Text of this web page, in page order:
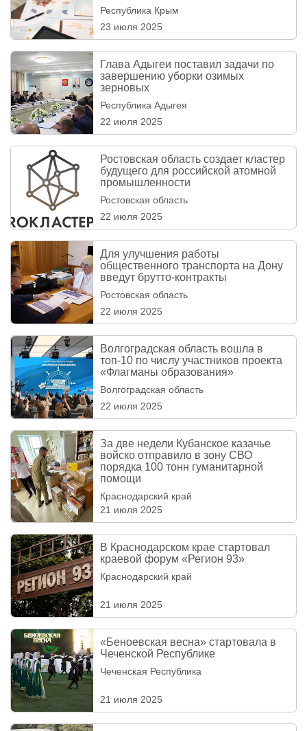
Республика Крым
23 июля 2025
Глава Адыгеи поставил задачи по
завершению уборки озимых
зерновых
Республика Адыгея
22 июля 2025
Ростовская область создает кластер
будущего для российской атомной
промышленности
Ростовская область
22 июля 2025
Для улучшения работы
общественного транспорта на Дону
введут брутто-контракты
Ростовская область
22 июля 2025
Волгоградская область вошла в
топ-10 по числу участников проекта
«Флагманы образования»
Волгоградская область
22 июля 2025
За две недели Кубанское казачье
войско отправило в зону СВО
порядка 100 тонн гуманитарной
помощи
Краснодарский край
21 июля 2025
В Краснодарском крае стартовал
краевой форум «Регион 93»
Краснодарский край
21 июля 2025
«Беноевская весна» стартовала в
Чеченской Республике
Чеченская Республика
21 июля 2025